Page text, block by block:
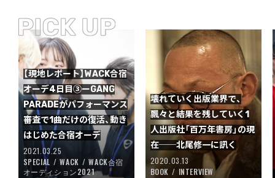
【現地レポート】WACK合宿
オーデ4日目③ーGANG
PARADEがパフォーマンス
審査で1曲だけの復活、動き
はじめた合宿オーデ
2021.03.25
SPECIAL
WACK
WACK合宿
オーディション2021
壊れていく出版業界で、
飄々と結果を残していく1
人出版社「百万年書房」の現
在──北尾修一に訊く
2020.03.13
BOOK
INTERVIEW